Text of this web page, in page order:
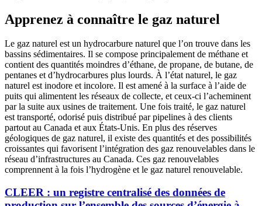
Apprenez à connaître le gaz naturel
Le gaz naturel est un hydrocarbure naturel que l’on trouve dans les
bassins sédimentaires. Il se compose principalement de méthane et
contient des quantités moindres d’éthane, de propane, de butane, de
pentanes et d’hydrocarbures plus lourds. À l’état naturel, le gaz
naturel est inodore et incolore. Il est amené à la surface à l’aide de
puits qui alimentent les réseaux de collecte, et ceux-ci l’acheminent
par la suite aux usines de traitement. Une fois traité, le gaz naturel
est transporté, odorisé puis distribué par pipelines à des clients
partout au Canada et aux États-Unis. En plus des réserves
géologiques de gaz naturel, il existe des quantités et des possibilités
croissantes qui favorisent l’intégration des gaz renouvelables dans le
réseau d’infrastructures au Canada. Ces gaz renouvelables
comprennent à la fois l’hydrogène et le gaz naturel renouvelable.
CLEER : un registre centralisé des données de